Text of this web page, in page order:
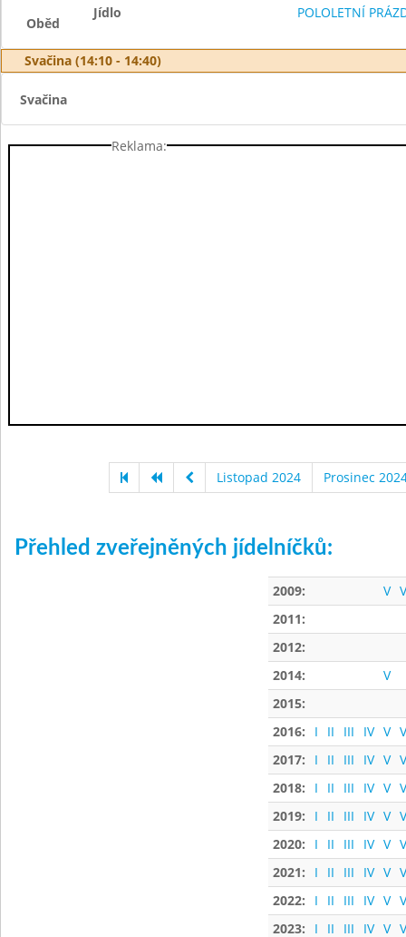
Oběd
Jídlo POLOLETNÍ
Svačina (14:10 - 14:40)
Svačina
Reklama:
Listopad 2024 Prosinec
Přehled zveřejněných jídelníčků:
2009: V
2011:
2012:
2014:
V
2015:
2016:
I II III IV V
2017:
I II III IV V
2018:
I II III IV V
2019:
I II III IV V
2020:
I II III IV V
2021:
I II III IV V
2022:
I II III IV V
2023:
I II III IV V